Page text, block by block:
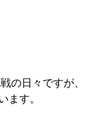
の日々ですが、
ます。